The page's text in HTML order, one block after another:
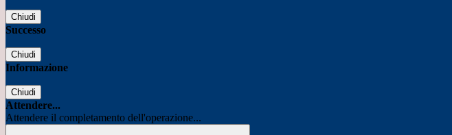
Chiudi
Successo
Chiudi
Informazione
Chiudi
Attendere...
Attendere il completamento dell'operazione...